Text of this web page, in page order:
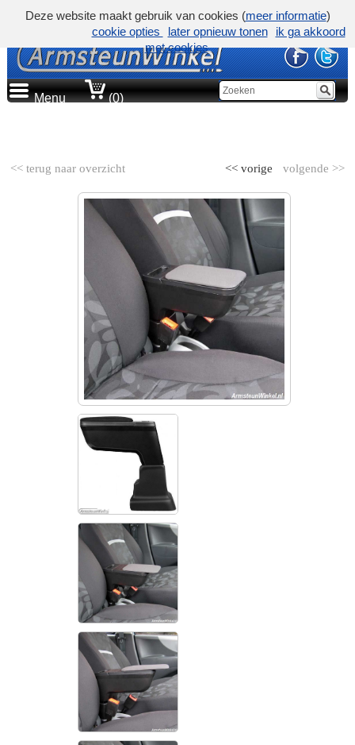
Menu (0)
<< terug naar overzicht volgende >>
<< vorige
Deze website maakt gebruik van cookies (meer informatie)
cookie opties
later opnieuw tonen
ik ga akkoord
met cookies